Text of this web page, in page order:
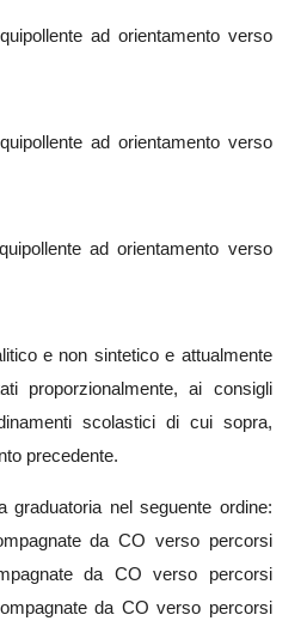
ad orientamento verso
ad orientamento verso
ad orientamento verso
e non sintetico e attualmente
proporzionalmente, ai consigli
scolastici di cui sopra,
precedente.
graduatoria nel seguente ordine:
da CO verso percorsi
da CO verso percorsi
da CO verso percorsi